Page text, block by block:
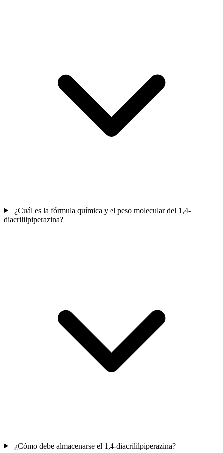
¿Cuál es la fórmula química y el peso molecular del 1,4-
diacrililpiperazina?
¿Cómo debe almacenarse el 1,4-diacrililpiperazina?